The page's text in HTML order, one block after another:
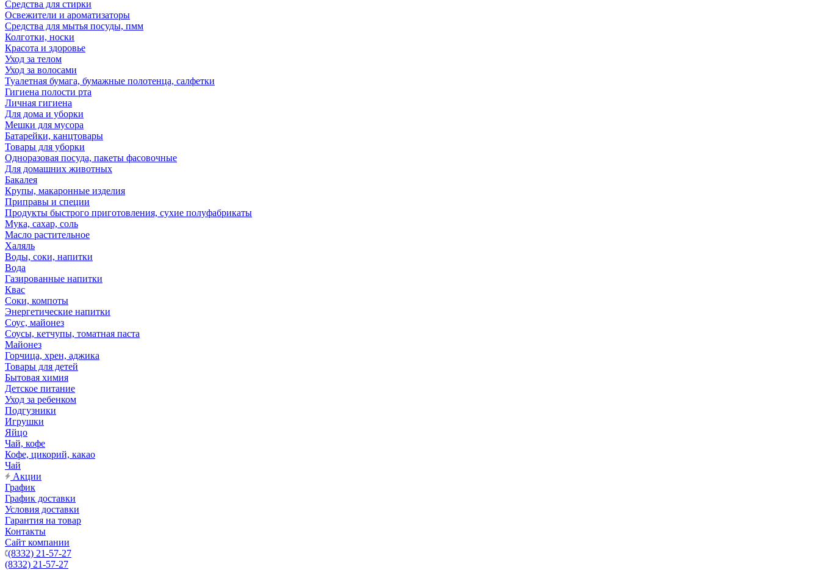
Средства для стирки
Освежители и ароматизаторы
Средства для мытья посуды, пмм
Колготки, носки
Красота и здоровье
Уход за телом
Уход за волосами
Туалетная бумага, бумажные полотенца, салфетки
Гигиена полости рта
Личная гигиена
Для дома и уборки
Мешки для мусора
Батарейки, канцтовары
Товары для уборки
Одноразовая посуда, пакеты фасовочные
Для домашних животных
Бакалея
Крупы, макаронные изделия
Приправы и специи
Продукты быстрого приготовления, сухие полуфабрикаты
Мука, сахар, соль
Масло растительное
Халяль
Воды, соки, напитки
Вода
Газированные напитки
Квас
Соки, компоты
Энергетические напитки
Соус, майонез
Соусы, кетчупы, томатная паста
Майонез
Горчица, хрен, аджика
Товары для детей
Бытовая химия
Детское питание
Уход за ребенком
Подгузники
Игрушки
Яйцо
Чай, кофе
Кофе, цикорий, какао
Чай
Акции
График
График доставки
Условия доставки
Гарантия на товар
Контакты
Сайт компании
(8332) 21-57-27
(8332) 21-57-27